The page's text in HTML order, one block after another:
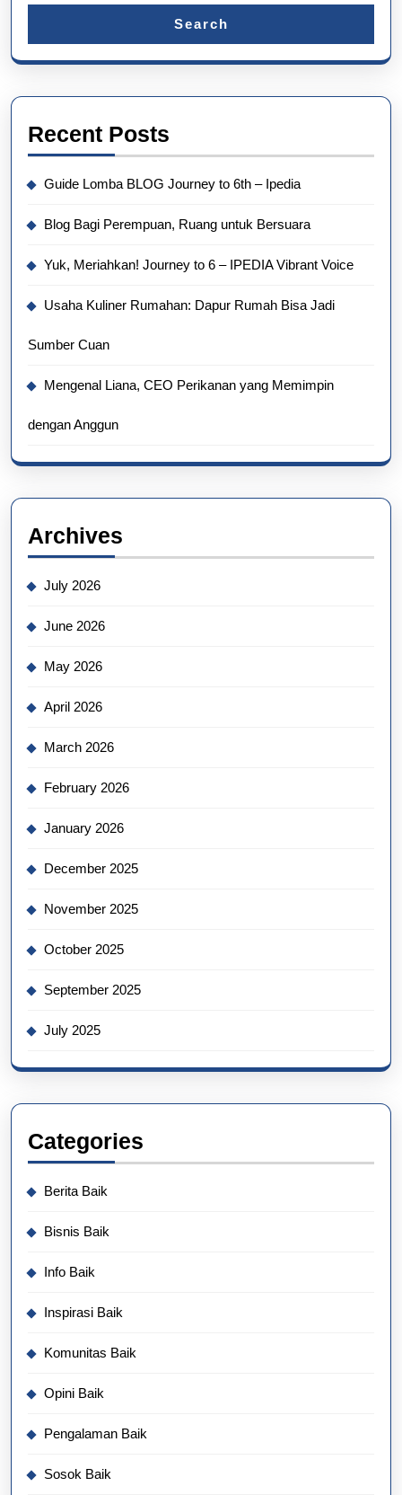
Search
Recent Posts
Guide Lomba BLOG Journey to 6th – Ipedia
Blog Bagi Perempuan, Ruang untuk Bersuara
Yuk, Meriahkan! Journey to 6 – IPEDIA Vibrant Voice
Usaha Kuliner Rumahan: Dapur Rumah Bisa Jadi
Sumber Cuan
Mengenal Liana, CEO Perikanan yang Memimpin
dengan Anggun
Archives
July 2026
June 2026
May 2026
April 2026
March 2026
February 2026
January 2026
December 2025
November 2025
October 2025
September 2025
July 2025
Categories
Berita Baik
Bisnis Baik
Info Baik
Inspirasi Baik
Komunitas Baik
Opini Baik
Pengalaman Baik
Sosok Baik